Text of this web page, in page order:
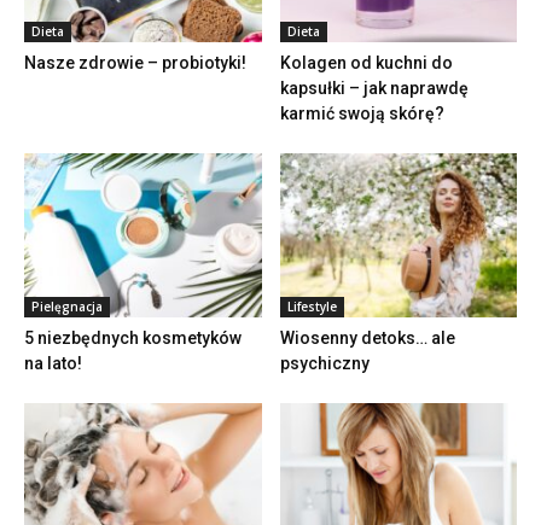
Dieta
Nasze zdrowie – probiotyki!
Dieta
Kolagen od kuchni do
kapsułki – jak naprawdę
karmić swoją skórę?
Pielęgnacja
5 niezbędnych kosmetyków
na lato!
Lifestyle
Wiosenny detoks… ale
psychiczny